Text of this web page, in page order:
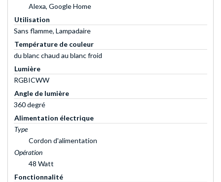
Alexa, Google Home
Utilisation
Sans flamme, Lampadaire
Température de couleur
du blanc chaud au blanc froid
Lumière
RGBICWW
Angle de lumière
360 degré
Alimentation électrique
Type
Cordon d'alimentation
Opération
48 Watt
Fonctionnalité